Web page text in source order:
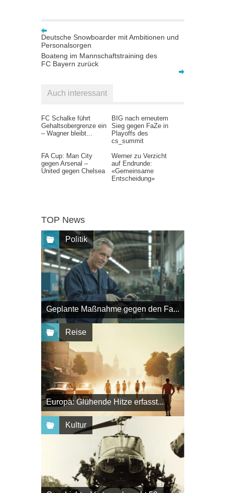
Deutsche Snowboarder mit Ambitionen und
Personalsorgen
Boateng im Mannschaftstraining des
FC Bayern zurück
Auch interessant
FC Schalke führt
Gehaltsobergrenze ein
– Wagner bleibt...
BIG nach erneutem
Sieg gegen FaZe in
Playoffs des
cs_summit
FA Cup: Man City
gegen Arsenal –
United gegen Chelsea
Werner zu Verzicht
auf Endrunde:
«Gemeinsame
Entscheidung»
TOP News
Politik
Geplante Maßnahme gegen den Fa...
Reise
Europa: Glühende Hitze erfasst...
Kultur